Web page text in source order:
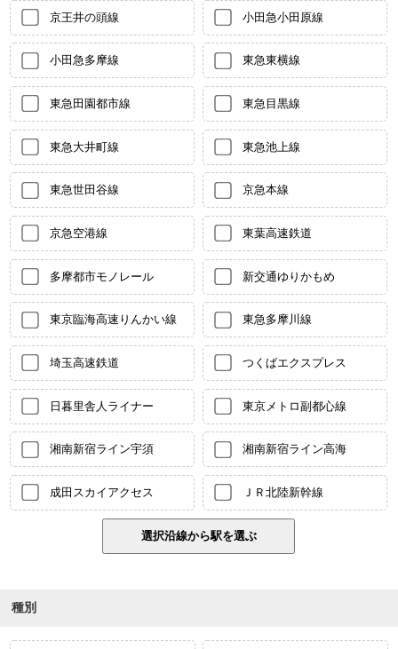
京王井の頭線 小田急小田原線
小田急多摩線 東急東横線
東急田園都市線 東急目黒線
東急大井町線 東急池上線
東急世田谷線 京急本線
京急空港線 東葉高速鉄道
多摩都市モノレール 新交通ゆりかもめ
東京臨海高速りんかい線 東急多摩川線
埼玉高速鉄道 つくばエクスプレス
日暮里舎人ライナー 東京メトロ副都心線
湘南新宿ライン宇須 湘南新宿ライン高海
成田スカイアクセス ＪＲ北陸新幹線
種別